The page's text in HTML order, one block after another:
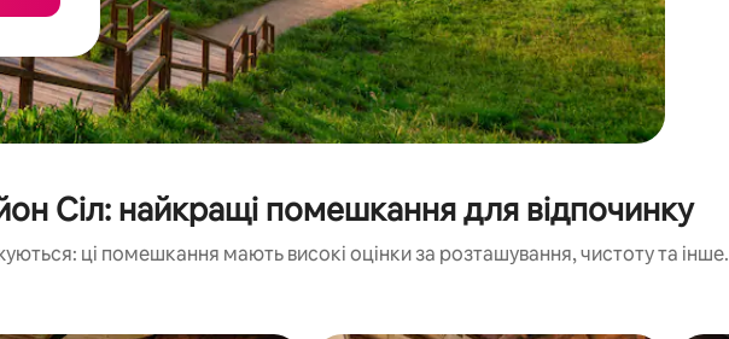
Сіл: найкращі помешкання для відпочинку
ці помешкання мають високі оцінки за розташування, чистоту та інше.